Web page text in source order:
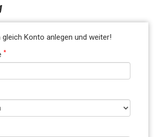
gleich Konto anlegen und weiter!
*